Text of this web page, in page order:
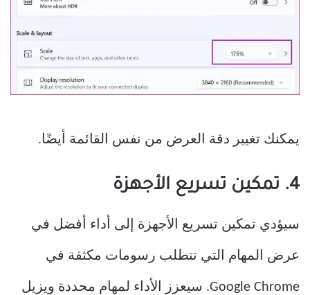
يمكنك تغيير دقة العرض من نفس القائمة أيضًا.
4. تمكين تسريع الأجهزة
سيؤدي تمكين تسريع الأجهزة إلى أداء أفضل في
عرض المهام التي تتطلب رسومات مكثفة في
Google Chrome. سيعزز الأداء لمهام محددة ويزيل